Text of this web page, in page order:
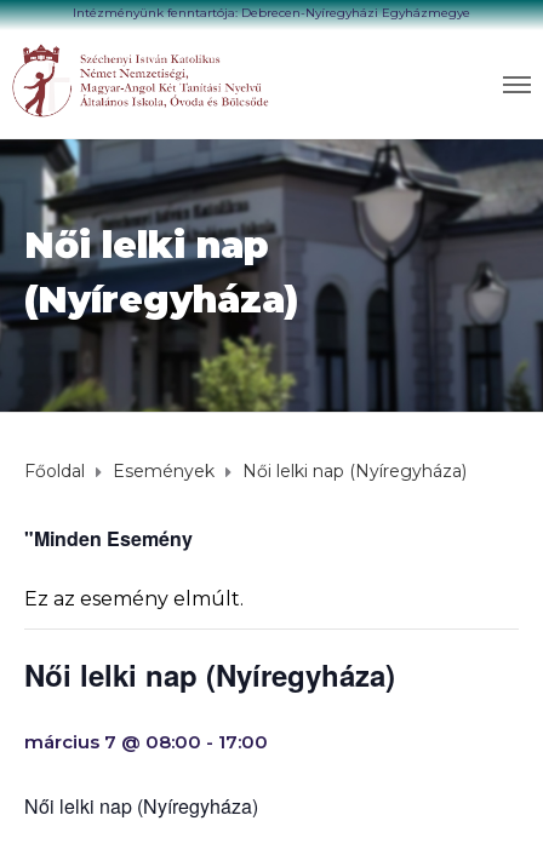
Intézményünk fenntartója: Debrecen-Nyíregyházi Egyházmegye
Női lelki nap
(Nyíregyháza)
Főoldal Események Női lelki nap (Nyíregyháza)
"Minden Esemény
Ez az esemény elmúlt.
Női lelki nap (Nyíregyháza)
március 7 @ 08:00 - 17:00
Női lelki nap (Nyíregyháza)